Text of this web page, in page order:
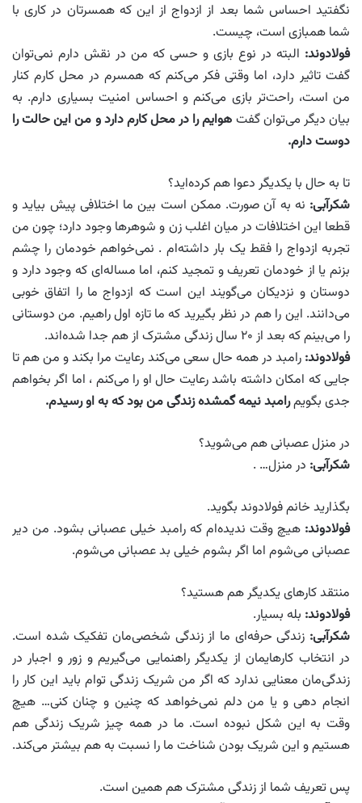
نگفتید احساس شما بعد از ازدواج از این که همسرتان در کاری با
شما همبازی است، چیست.
فولادوند: البته در نوع بازی و حسی که من در نقش دارم نمی‌توان
گفت تاثیر دارد، اما وقتی فکر می‌کنم که همسرم در محل کارم کنار
من است، راحت‌تر بازی می‌کنم و احساس امنیت بسیاری دارم. به
بیان دیگر می‌توان گفت هوایم را در محل کارم دارد و من این حالت را
دوست دارم.
تا به حال با یکدیگر دعوا هم کرده‌اید؟
شکرآبی: نه به آن صورت. ممکن است بین ما اختلافی پیش بیاید و
قطعا این اختلافات در میان اغلب زن ‌و ‌شوهرها وجود دارد؛ چون من
تجربه ازدواج را فقط یک بار داشته‌ام . نمی‌خواهم خودمان را چشم
بزنم یا از خودمان تعریف و تمجید کنم، اما مساله‌ای که وجود دارد و
دوستان و نزدیکان می‌گویند این است که ازدواج ما را اتفاق خوبی
می‌دانند. این را هم در نظر بگیرید که ما تازه اول راهیم. من دوستانی
را می‌بینم که بعد از ۲۰ سال زندگی مشترک از هم جدا شده‌اند.
فولادوند: رامبد در همه حال سعی می‌کند رعایت مرا بکند و من هم تا
جایی که امکان داشته باشد رعایت حال او را می‌کنم ، اما اگر بخواهم
جدی بگویمرامبد نیمه گمشده زندگی من بود که به او رسیدم.
در منزل عصبانی هم می‌شوید؟
شکرآبی: در منزل… .
بگذارید خانم فولادوند بگوید.
فولادوند: هیچ ‌وقت ندیده‌ام که رامبد خیلی عصبانی بشود. من دیر
عصبانی می‌شوم اما اگر بشوم خیلی بد عصبانی می‌شوم.
منتقد کارهای یکدیگر هم هستید؟
فولادوند: بله بسیار.
شکرآبی: زندگی حرفه‌ای ما از زندگی شخصی‌مان تفکیک شده است.
در انتخاب کارهایمان از یکدیگر راهنمایی می‌گیریم و زور و اجبار در
زندگی‌مان معنایی ندارد که اگر من شریک زندگی توام باید این کار را
انجام دهی و یا من دلم نمی‌خواهد که چنین و چنان کنی… هیچ
‌وقت به این شکل نبوده است. ما در همه چیز شریک زندگی هم
هستیم و این شریک بودن شناخت‌ ‌ما را نسبت به هم بیشتر می‌کند.
پس تعریف شما از زندگی مشترک هم همین است.